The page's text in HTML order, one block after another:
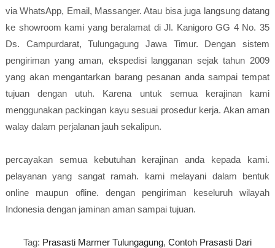
via WhatsApp, Email, Massanger. Atau bisa juga langsung datang
ke showroom kami yang beralamat di Jl. Kanigoro GG 4 No. 35
Ds. Campurdarat, Tulungagung Jawa Timur. Dengan sistem
pengiriman yang aman, ekspedisi langganan sejak tahun 2009
yang akan mengantarkan barang pesanan anda sampai tempat
tujuan dengan utuh. Karena untuk semua kerajinan kami
menggunakan packingan kayu sesuai prosedur kerja. Akan aman
walay dalam perjalanan jauh sekalipun.
percayakan semua kebutuhan kerajinan anda kepada kami.
pelayanan yang sangat ramah. kami melayani dalam bentuk
online maupun ofline. dengan pengiriman keseluruh wilayah
Indonesia dengan jaminan aman sampai tujuan.
Tag: Prasasti Marmer Tulungagung, Contoh Prasasti Dari